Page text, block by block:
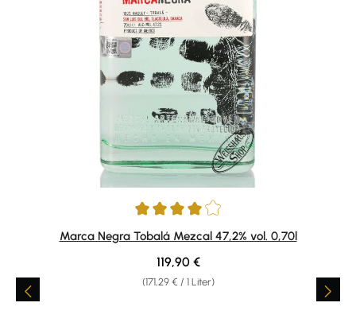
Durchschnittliche Bewertung von 4 von 5 Sternen
Marca Negra Tobalá Mezcal 47,2% vol. 0,70l
(171,29 € / 1 Liter)
Regulärer Preis:
119,90 €